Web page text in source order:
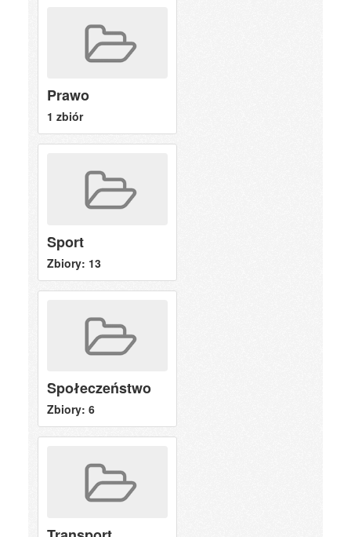
Prawo
1 zbiór
Sport
Zbiory: 13
Społeczeństwo
Zbiory: 6